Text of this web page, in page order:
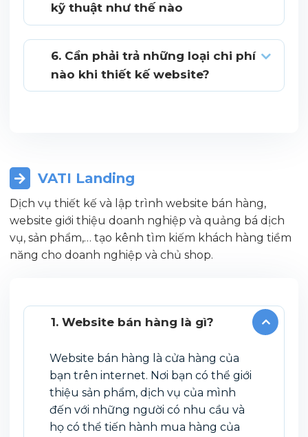
kỹ thuật như thế nào
6. Cần phải trả những loại chi phí
nào khi thiết kế website?
VATI Landing
Dịch vụ thiết kế và lập trình website bán hàng,
website giới thiệu doanh nghiệp và quảng bá dịch
vụ, sản phẩm,… tạo kênh tìm kiếm khách hàng tiềm
năng cho doanh nghiệp và chủ shop.
1. Website bán hàng là gì?
Website bán hàng là cửa hàng của
bạn trên internet. Nơi bạn có thể giới
thiệu sản phẩm, dịch vụ của mình
đến với những người có nhu cầu và
họ có thể tiến hành mua hàng của